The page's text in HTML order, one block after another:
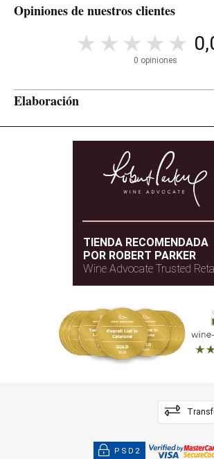
Opiniones de nuestros clientes
0 opiniones
Elaboración
Roble francés
TIENDA RECOMENDADA
POR ROBERT PARKER
Wine Advocate Trusted
PSD2